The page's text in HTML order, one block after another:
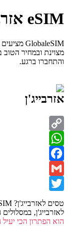
eSIM אזרבייג'ן
מצוינת ובמחיר
והתחברו ברגע.
אזרבייג'ן
Copy
Link
WhatsApp
Facebook
Gmail
Twitter
לאזרבייג'ן,
הוא הפתרון הכי